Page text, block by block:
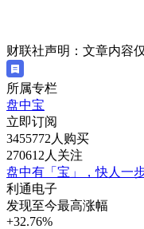
财联社声明：文章内容
所属专栏
盘中宝
立即订阅
3455772人购买
270612人关注
盘中有「宝」，快人一步
利通电子
发现至今最高涨幅
+32.76%